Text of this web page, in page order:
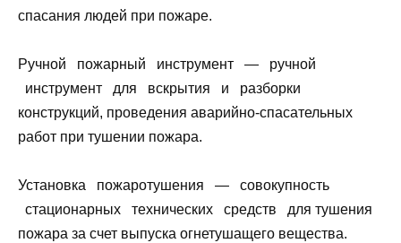
спасания людей при пожаре.
Ручной пожарный инструмент — ручной
инструмент для вскрытия и разборки
конструкций, проведения аварийно-спасательных
работ при тушении пожара.
Установка пожаротушения — совокупность
стационарных технических средств для тушения
пожара за счет выпуска огнетушащего вещества.